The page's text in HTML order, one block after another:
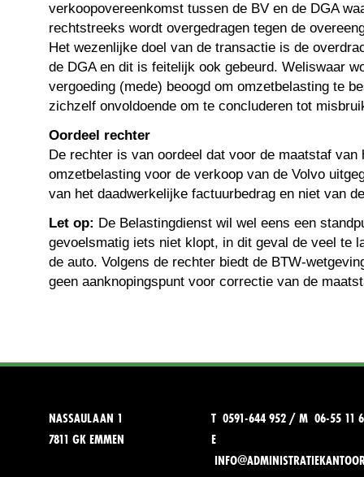
verkoopovereenkomst tussen de BV en de DGA
rechtstreeks wordt overgedragen tegen de
Het wezenlijke doel van de transactie is de
de DGA en dit is feitelijk ook gebeurd. Weliswaar
vergoeding (mede) beoogd om omzetbelasting te
zichzelf onvoldoende om te concluderen tot
Oordeel rechter
De rechter is van oordeel dat voor de maatstaf van
omzetbelasting voor de verkoop van de Volvo
van het daadwerkelijke factuurbedrag en niet van
Let op: De Belastingdienst wil wel eens een
gevoelsmatig iets niet klopt, in dit geval de veel te
de auto. Volgens de rechter biedt de BTW-
geen aanknopingspunt voor correctie van de
NASSAULAAN 1
7811 GK EMMEN
T 0591-644 952 / M 06-55 11
E